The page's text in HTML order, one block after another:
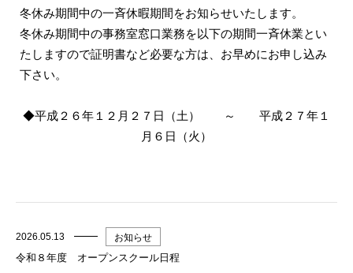
冬休み期間中の一斉休暇期間をお知らせいたします。
冬休み期間中の事務室窓口業務を以下の期間一斉休業とい
たしますので証明書など必要な方は、お早めにお申し込み
下さい。
◆平成２６年１２月２７日（土） ～ 平成２７ 年１
月６日（火）
2026.05.13 お知らせ
令和８年度 オープンスクール日程